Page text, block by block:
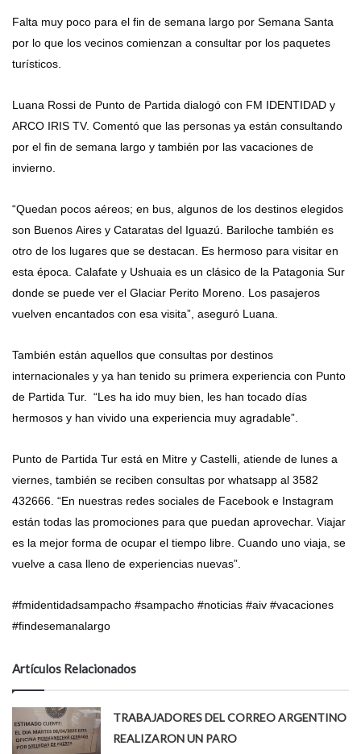
Falta muy poco para el fin de semana largo por Semana Santa
por lo que los vecinos comienzan a consultar por los paquetes
turísticos.
Luana Rossi de Punto de Partida dialogó con FM IDENTIDAD y
ARCO IRIS TV. Comentó que las personas ya están consultando
por el fin de semana largo y también por las vacaciones de
invierno.
“Quedan pocos aéreos; en bus, algunos de los destinos elegidos
son Buenos Aires y Cataratas del Iguazú. Bariloche también es
otro de los lugares que se destacan. Es hermoso para visitar en
esta época. Calafate y Ushuaia es un clásico de la Patagonia Sur
donde se puede ver el Glaciar Perito Moreno. Los pasajeros
vuelven encantados con esa visita”, aseguró Luana.
También están aquellos que consultas por destinos
internacionales y ya han tenido su primera experiencia con Punto
de Partida Tur. “Les ha ido muy bien, les han tocado días
hermosos y han vivido una experiencia muy agradable”.
Punto de Partida Tur está en Mitre y Castelli, atiende de lunes a
viernes, también se reciben consultas por whatsapp al 3582
432666. “En nuestras redes sociales de Facebook e Instagram
están todas las promociones para que puedan aprovechar. Viajar
es la mejor forma de ocupar el tiempo libre. Cuando uno viaja, se
vuelve a casa lleno de experiencias nuevas”.
#fmidentidadsampacho #sampacho #noticias #aiv #vacaciones
#findesemanalargo
Artículos Relacionados
TRABAJADORES DEL CORREO ARGENTINO
REALIZARON UN PARO